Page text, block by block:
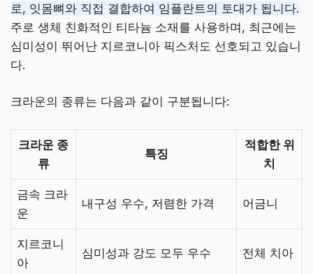
로, 잇몸뼈와 직접 결합하여 임플란트의 토대가 됩니다.
주로 생체 친화적인 티타늄 소재를 사용하며, 최근에는
심미성이 뛰어난 지르코니아 픽스처도 선호되고 있습니
다.
크라운의 종류는 다음과 같이 구분됩니다:
크라운 종
류
특징
적합한 위
치
금속 크라
운
내구성 우수, 저렴한 가격 어금니
지르코니
아
심미성과 강도 모두 우수 전체 치아